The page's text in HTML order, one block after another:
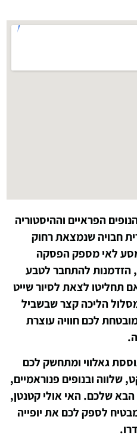
הפראיים וההיסטוריה
חבויה שנמצאת רחוק
לאי מספק הפסקה
הזדמנות להתחבר לטבע
תחליטו לצאת לסיור שייט
הליכה קצר שבשביל
לכם חוויה עוצרת
גאלווי ומתחשק לכם
ובנופים פנוראמיים,
שלכם. האי אולי קטנטן,
לספק לכם את יופייה